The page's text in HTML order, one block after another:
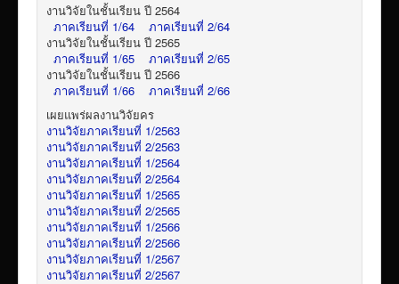
งานวิจัยในชั้นเรียน ปี 2564
ภาคเรียนที่ 1/64
ภาคเรียนที่ 2/64
งานวิจัยในชั้นเรียน ปี 2565
ภาคเรียนที่ 1/65
ภาคเรียนที่ 2/65
งานวิจัยในชั้นเรียน ปี 2566
ภาคเรียนที่ 1/66
ภาคเรียนที่ 2/66
เผยแพร่ผลงานวิจัยคร
งานวิจัยภาคเรียนที่ 1/2563
งานวิจัยภาคเรียนที่ 2/2563
งานวิจัยภาคเรียนที่ 1/2564
งานวิจัยภาคเรียนที่ 2/2564
งานวิจัยภาคเรียนที่ 1/2565
งานวิจัยภาคเรียนที่ 2/2565
งานวิจัยภาคเรียนที่ 1/2566
งานวิจัยภาคเรียนที่ 2/2566
งานวิจัยภาคเรียนที่ 1/2567
งานวิจัยภาคเรียนที่ 2/2567